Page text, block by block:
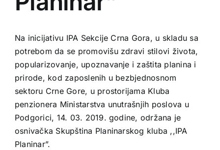
Na inicijativu IPA Sekcije Crna Gora, u skladu sa
potrebom da se promovišu zdravi stilovi života,
popularizovanje, upoznavanje i zaštita planina i
prirode, kod zaposlenih u bezbjednosnom
sektoru Crne Gore, u prostorijama Kluba
penzionera Ministarstva unutrašnjih poslova u
Podgorici, 14. 03. 2019. godine, održana je
osnivačka Skupština Planinarskog kluba ,,IPA
Planinar”.